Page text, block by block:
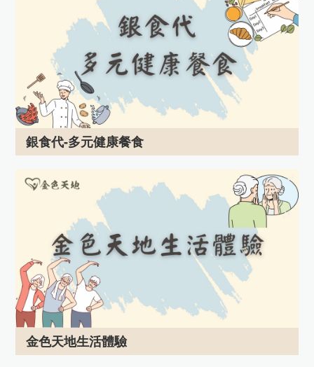
銀食代-多元健康餐食
金色天地生活體驗